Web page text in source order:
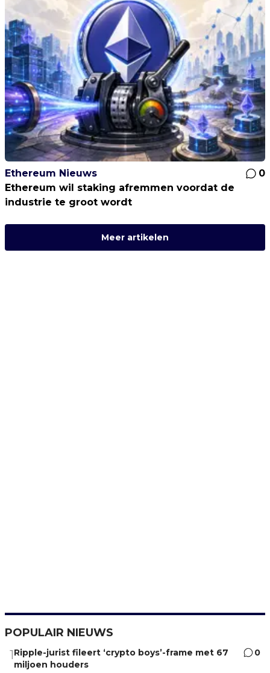
Ethereum Nieuws
0
Ethereum wil staking afremmen voordat de
industrie te groot wordt
Meer artikelen
POPULAIR NIEUWS
1Ripple-jurist fileert ‘crypto boys’-frame met 67
miljoen houders
0